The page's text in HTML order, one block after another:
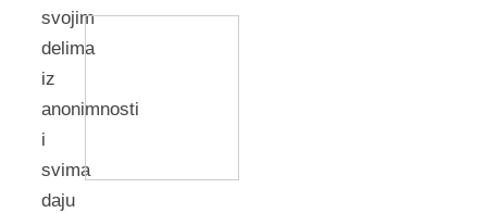
svojim
delima
iz
anonimnosti
i
svima
daju